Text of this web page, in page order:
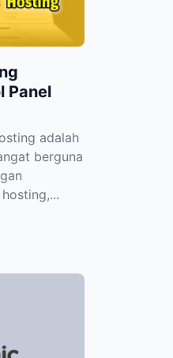
Panel
adalah
berguna